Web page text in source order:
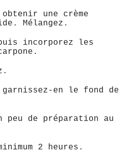
une crème
Mélangez.
incorporez les
en le fond de
de préparation au
2 heures.